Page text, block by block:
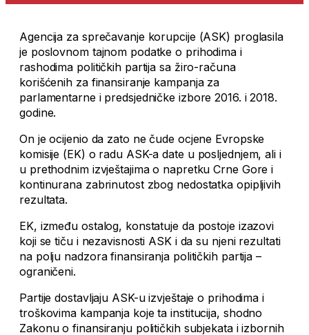
Agencija za sprečavanje korupcije (ASK) proglasila
je poslovnom tajnom podatke o prihodima i
rashodima političkih partija sa žiro-računa
korišćenih za finansiranje kampanja za
parlamentarne i predsjedničke izbore 2016. i 2018.
godine.
On je ocijenio da zato ne čude ocjene Evropske
komisije (EK) o radu ASK-a date u posljednjem, ali i
u prethodnim izvještajima o napretku Crne Gore i
kontinurana zabrinutost zbog nedostatka opipljivih
rezultata.
EK, između ostalog, konstatuje da postoje izazovi
koji se tiču i nezavisnosti ASK i da su njeni rezultati
na polju nadzora finansiranja političkih partija –
ograničeni.
Partije dostavljaju ASK-u izvještaje o prihodima i
troškovima kampanja koje ta institucija, shodno
Zakonu o finansiranju političkih subjekata i izbornih